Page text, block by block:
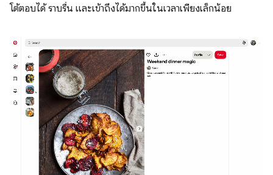
โต้ตอบได้ ราบรื่น และเข้าถึงได้มากขึ้นในเวลาเพียงเล็กน้อย